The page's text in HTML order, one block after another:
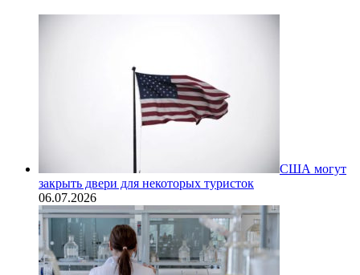
США могут
закрыть двери для некоторых туристок
06.07.2026